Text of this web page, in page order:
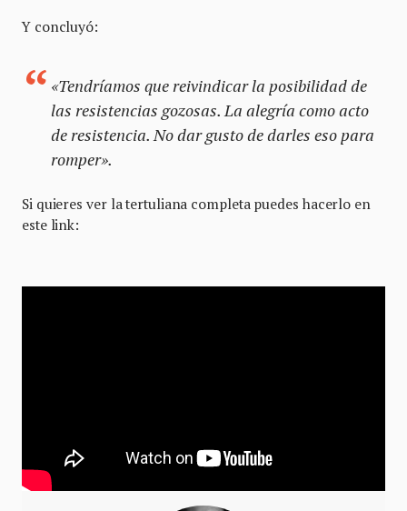
Y concluyó:
«Tendríamos que reivindicar la posibilidad de
las resistencias gozosas. La alegría como acto
de resistencia. No dar gusto de darles eso para
romper».
Si quieres ver la tertuliana completa puedes hacerlo en
este link: